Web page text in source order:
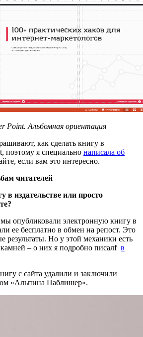
Point. Альбомная ориентация
как сделать книгу в
поэтому я специально написала об
если вам это интересно.
читателей
в издательстве или просто
опубликовали электронную книгу в
ее бесплатно в обмен на репост. Это
результаты. Но у этой механики есть
– о них я подробно писалf в
с сайта удалили и заключили
«Альпина Паблишер».